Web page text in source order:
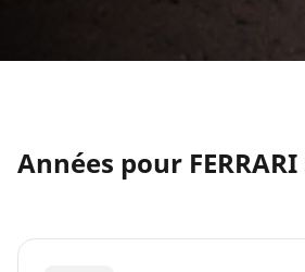
Années pour FERRARI